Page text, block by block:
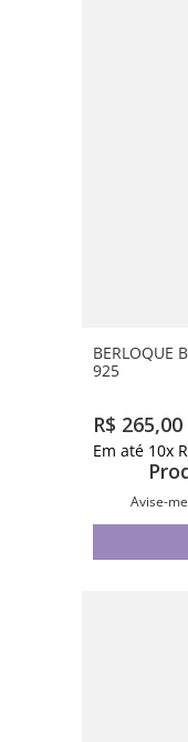
BERLOQUE
925
R$ 265,00
Em até 10x
Avise-